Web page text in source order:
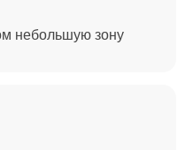
небольшую зону